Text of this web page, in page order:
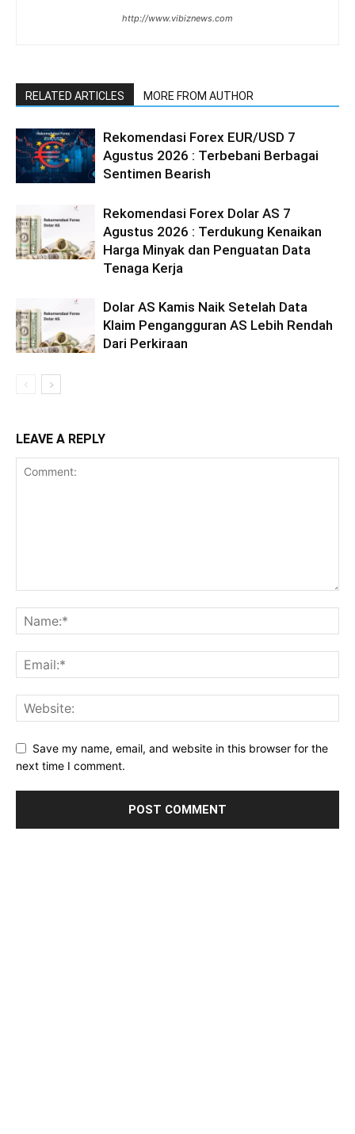
http://www.vibiznews.com
RELATED ARTICLES MORE FROM AUTHOR
Rekomendasi Forex EUR/USD 7
Agustus 2026 : Terbebani Berbagai
Sentimen Bearish
Rekomendasi Forex Dolar AS 7
Agustus 2026 : Terdukung Kenaikan
Harga Minyak dan Penguatan Data
Tenaga Kerja
Dolar AS Kamis Naik Setelah Data
Klaim Pengangguran AS Lebih Rendah
Dari Perkiraan
LEAVE A REPLY
Save my name, email, and website in this browser for the
next time I comment.